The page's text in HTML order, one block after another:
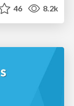
46 8.2k